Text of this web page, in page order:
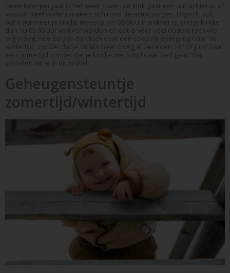
Twee keer per jaar is het weer zover: de klok gaat een uur achteruit of
vooruit. Veel ouders maken zich rond deze tijd zorgen. Logisch ook,
want wanneer je kindje meestal om 06:00 uur wakker is, zou je kindje
dan nu 05:00 uur wakker worden en dat is voor veel ouders toch wel
erg vroeg. Hoe zorg je dan toch voor een soepele overgang naar de
wintertijd, zonder dat je straks heel vroeg al beneden zit? Of juist naar
een zomertijd zonder dat je kindje met strijd naar bed gaat? Dat
vertellen wij je in dit artikel!
Geheugensteuntje
zomertijd/wintertijd